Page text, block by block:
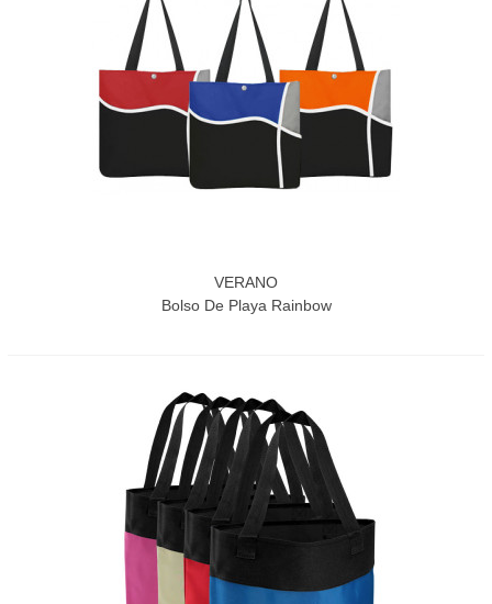
VERANO
Bolso De Playa Rainbow